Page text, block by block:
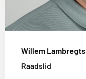
Willem Lambregts
Raadslid